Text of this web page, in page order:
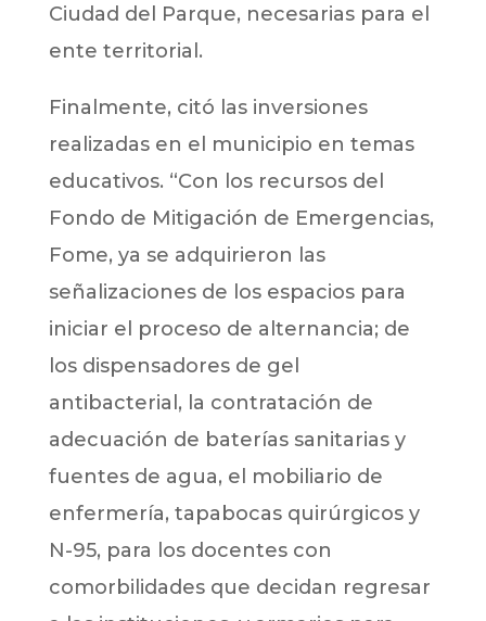
Ciudad del Parque, necesarias para el
ente territorial.
Finalmente, citó las inversiones
realizadas en el municipio en temas
educativos. “Con los recursos del
Fondo de Mitigación de Emergencias,
Fome, ya se adquirieron las
señalizaciones de los espacios para
iniciar el proceso de alternancia; de
los dispensadores de gel
antibacterial, la contratación de
adecuación de baterías sanitarias y
fuentes de agua, el mobiliario de
enfermería, tapabocas quirúrgicos y
N-95, para los docentes con
comorbilidades que decidan regresar